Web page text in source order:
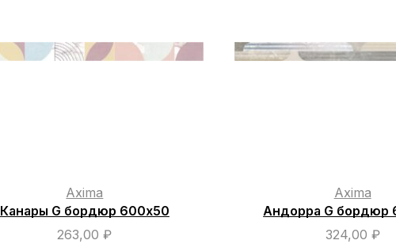
Axima
Канары G бордюр 600х50
263,00₽
Axima
Андорра G бордюр
324,00 ₽